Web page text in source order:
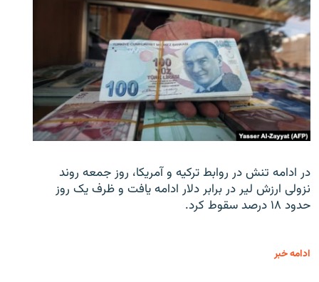
در ادامه تنش در روابط ترکیه و آمریکا، روز جمعه روند
نزولی ارزش لیر در برابر دلار ادامه یافت و ظرف یک روز
حدود ۱۸ درصد سقوط کرد.
ادامه خبر